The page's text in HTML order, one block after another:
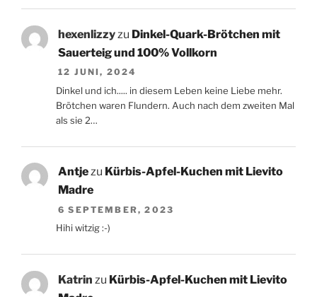
hexenlizzy zu Dinkel-Quark-Brötchen mit
Sauerteig und 100% Vollkorn
12 JUNI, 2024
Dinkel und ich..... in diesem Leben keine Liebe mehr.
Brötchen waren Flundern. Auch nach dem zweiten Mal
als sie 2…
Antjezu Kürbis-Apfel-Kuchen mit Lievito
Madre
6 SEPTEMBER, 2023
Hihi witzig :-)
Katrin zu Kürbis-Apfel-Kuchen mit Lievito